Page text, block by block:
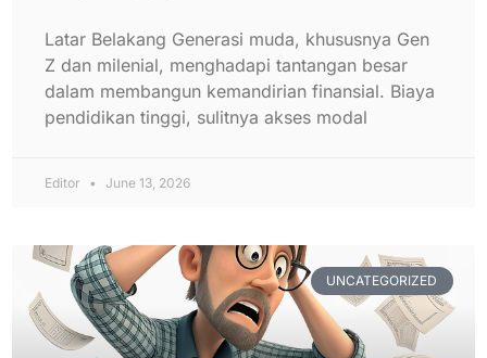
Latar Belakang Generasi muda, khususnya Gen
Z dan milenial, menghadapi tantangan besar
dalam membangun kemandirian finansial. Biaya
pendidikan tinggi, sulitnya akses modal
Editor June 13, 2026
UNCATEGORIZED